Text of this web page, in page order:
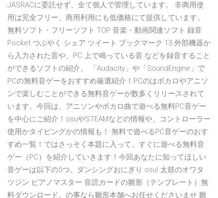
JASRACに委託せず、全て個人で管理しています。 非商用使
用は完全フリー、商用利用にも低価格にて提供しています。
無料ソフト・フリーソフト TOP 音楽・動画関連ソフト 録音
Pocket つぶやく シェア ツイート ブックマーク 13 外部機器か
ら入力された音や、PC 上で鳴っている音 などを録音すること
ができるソフトの紹介。 「Audacity」や「SoundEngine」で
PCの無料音ゲーをおすすめ厳選紹介！PCのはボカロやアニソ
ンで楽しむことができる無料音ゲーが数多くリリースされて
います。今回は、アニソンやボカロ曲で遊べる無料PC音ゲー
を中心にご紹介！osuやSTEAMなどの情報や、コントローラー
使用かタイピングかの情報も！ 無料で遊べるPC音ゲーのおす
すめ一覧！ではさっそく本題に入って、すぐに遊べる無料音
ゲー（PC）を紹介していきます！今回あなたに知ってほしい
音ゲーは以下の5つ。ダンシングおにぎり osu! 太鼓のオワタ
ツジン ピアノマスター 音読カードの雛形（テンプレート）無
料ダウンロード。の事なら雛形本舗へお任せくださいませ 雛